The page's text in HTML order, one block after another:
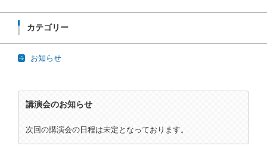
カテゴリー
お知らせ
講演会のお知らせ
次回の講演会の日程は未定となっております。